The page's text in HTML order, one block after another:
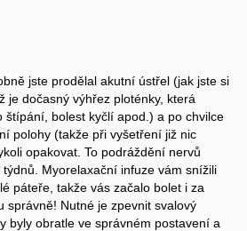
jste prodělal akutní ústřel (jak jste si
je dočasný výhřez ploténky, která
štípání, bolest kyčlí apod.) a po chvilce
polohy (takže při vyšetření již nic
opakovat. To podráždění nervů
Myorelaxační infuze vám snížili
páteře, takže vás začalo bolet i za
správně! Nutné je zpevnit svalový
byly obratle ve správném postavení a